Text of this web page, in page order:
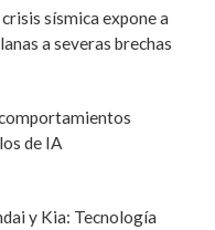
sísmica expone a
a severas brechas
de IA
y Kia: Tecnología